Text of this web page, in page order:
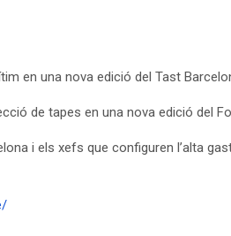
en una nova edició del Tast
de tapes en una nova edició del
i els xefs que configuren l’alta